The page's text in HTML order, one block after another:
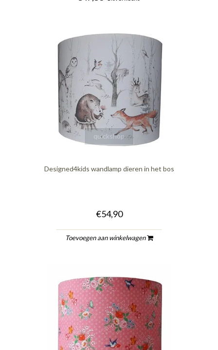
quickshop
Designed4kids wandlamp dieren in het bos
€54,90
Toevoegen aan winkelwagen